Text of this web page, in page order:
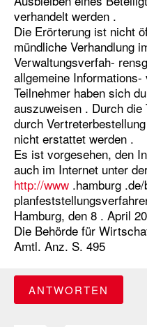
verhandelt werden .
Die Erörterung ist nicht
mündliche Verhandlung
Verwaltungsverfah-
allgemeine
Teilnehmer haben sich
auszuweisen . Durch die
durch
nicht erstattet werden .
Es ist vorgesehen, den
auch im Internet unter
http://www .hamburg
Hamburg, den 8 . April
Die Behörde für
Amtl. Anz. S. 495
ANTWORTEN